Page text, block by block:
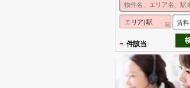
エリア| 駅 賃料
- 件該当